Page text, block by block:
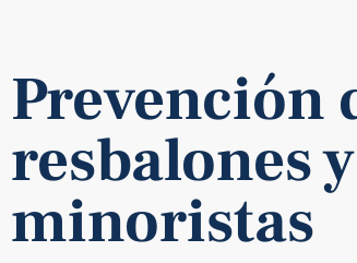
Prevención
resbalones
minoristas